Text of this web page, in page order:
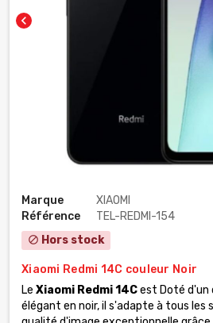
chevron_left
Marque
XIAOMI
Référence
TEL-REDMI-154
block Hors stock
Xiaomi Redmi 14C couleur Noir
Le Xiaomi Redmi 14Cest Doté d'un
élégant en noir, il s'adapte à tous les